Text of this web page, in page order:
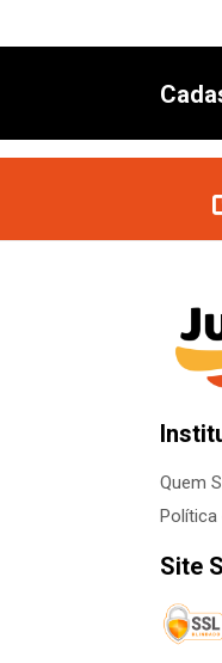
Quem
Política
Site